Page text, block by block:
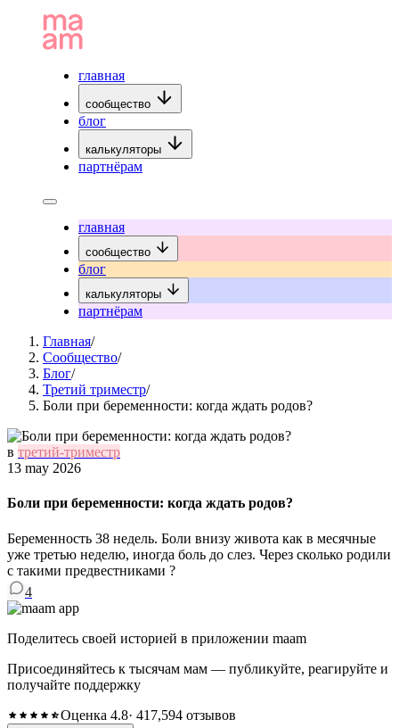
главная
сообщество
блог
калькуляторы
партнёрам
главная
сообщество
блог
калькуляторы
партнёрам
Главная/
Сообщество/
Блог/
Третий триместр/
Боли при беременности: когда ждать родов?
в третий-триместр
13 may 2026
Боли при беременности: когда ждать родов?
Беременность 38 недель. Боли внизу живота как в месячные
уже третью неделю, иногда боль до слез. Через сколько родили
с такими предвестниками ?
4
Поделитесь своей историей в приложении maam
Присоединяйтесь к тысячам мам — публикуйте, реагируйте и
получайте поддержку
Оценка 4.8· 417,594 отзывов